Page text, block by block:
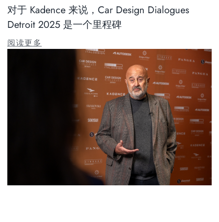
对于 Kadence 来说，Car Design Dialogues
Detroit 2025 是一个里程碑
阅读更多